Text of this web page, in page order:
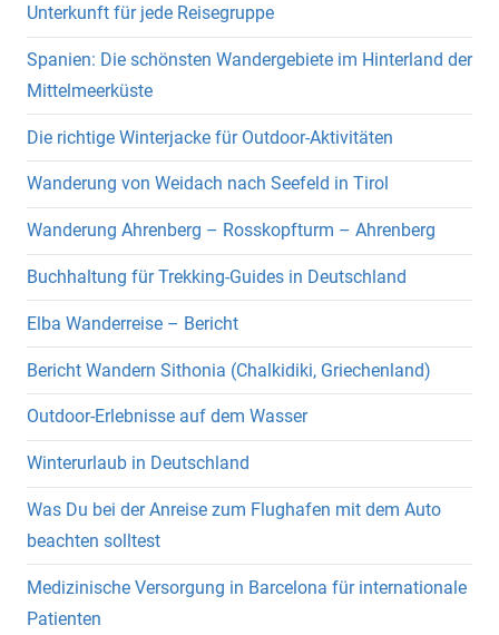
Unterkunft für jede Reisegruppe
Spanien: Die schönsten Wandergebiete im Hinterland der
Mittelmeerküste
Die richtige Winterjacke für Outdoor-Aktivitäten
Wanderung von Weidach nach Seefeld in Tirol
Wanderung Ahrenberg – Rosskopfturm – Ahrenberg
Buchhaltung für Trekking-Guides in Deutschland
Elba Wanderreise – Bericht
Bericht Wandern Sithonia (Chalkidiki, Griechenland)
Outdoor-Erlebnisse auf dem Wasser
Winterurlaub in Deutschland
Was Du bei der Anreise zum Flughafen mit dem Auto
beachten solltest
Medizinische Versorgung in Barcelona für internationale
Patienten